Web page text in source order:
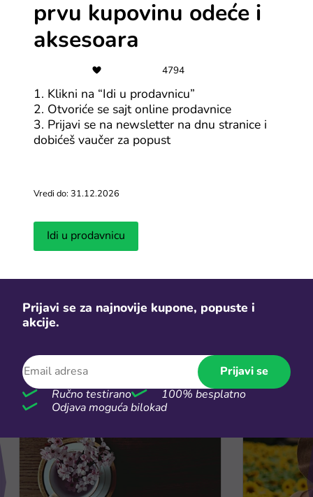
Svi Megabon kuponi Svi Kinguin
Saveti za jeftiniji onlajn šoping
Vidi više
Kako pratiti pošiljku na Temu? -
prvu kupovinu odeće i
aksesoara
4794
1. Klikni na “Idi u prodavnicu”
2. Otvoriće se sajt online prodavnice
3. Prijavi se na newsletter na dnu stranice i
dobićeš vaučer za popust
Vredi do: 31.12.2026
Idi u prodavnicu
Prijavi se za najnovije kupone, popuste i
akcije.
Prijavi se
Ručno testirano
100% besplatno
Odjava moguća bilokad